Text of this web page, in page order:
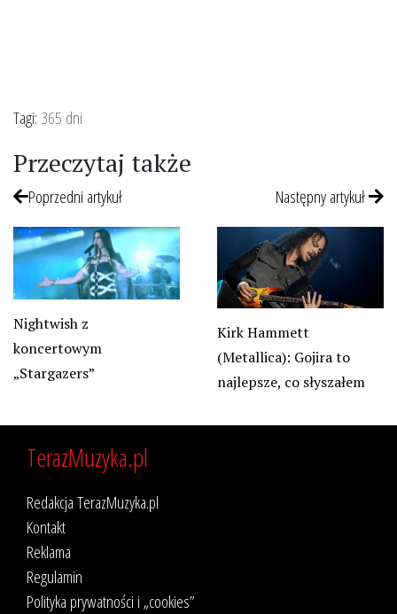
Tagi: 365 dni
Przeczytaj także
Poprzedni artykuł
Nightwish z
koncertowym
„Stargazers”
Następny artykuł
Kirk Hammett
(Metallica): Gojira to
najlepsze, co słyszałem
TerazMuzyka.pl
Redakcja TerazMuzyka.pl
Kontakt
Reklama
Regulamin
Polityka prywatności i „cookies”